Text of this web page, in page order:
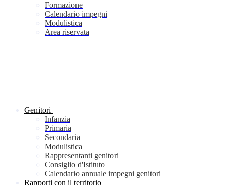
Formazione
Calendario impegni
Modulistica
Area riservata
Genitori
Infanzia
Primaria
Secondaria
Modulistica
Rappresentanti genitori
Consiglio d'Istituto
Calendario annuale impegni genitori
Rapporti con il territorio